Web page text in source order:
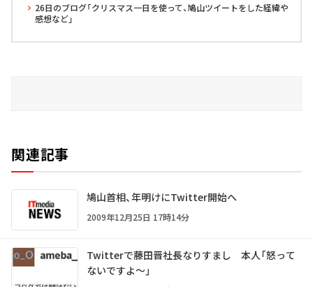
26日のブログ「クリスマス一日を使って、鳩山ツイートをした経緯や
感想など」
関連記事
鳩山首相、年明けにTwitter開始へ
2009年12月25日 17時14分
Twitterで藤田晋社長なりすまし 本人「怒って
ないですよ～」